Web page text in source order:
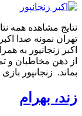
تهران نمونه صدا
اکبر زنجانپور به
از ذهن مخاطبان و
بماند. زنجانپور
زند، بهرام